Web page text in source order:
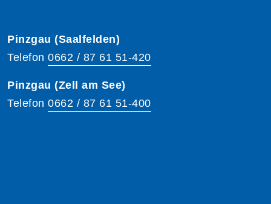
Pinzgau (Saalfelden)
Telefon 0662 / 87 61 51-420
Pinzgau (Zell am See)
Telefon 0662 / 87 61 51-400